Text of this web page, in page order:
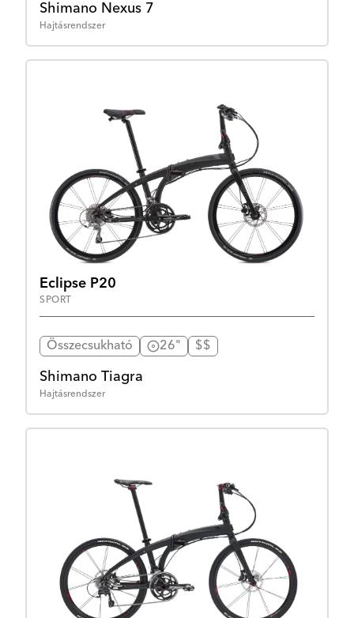
Shimano Nexus 7
Hajtásrendszer
Eclipse P20
SPORT
Összecsukható 26" $$
Shimano Tiagra
Hajtásrendszer